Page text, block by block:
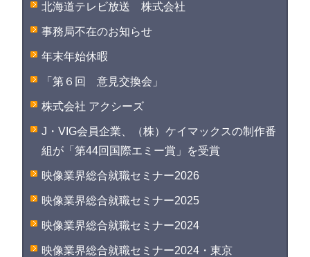
北海道テレビ放送 株式会社
事務局不在のお知らせ
年末年始休暇
「第６回 意見交換会」
株式会社 アクシーズ
J・VIG会員企業、（株）ケイマックスの制作番
組が「第44回国際エミー賞」を受賞
映像業界総合就職セミナー2026
映像業界総合就職セミナー2025
映像業界総合就職セミナー2024
映像業界総合就職セミナー2024・東京